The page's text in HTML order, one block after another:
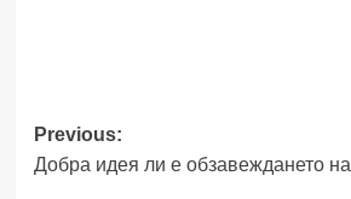
Post
navigation
Previous:
Добра идея ли е обзавеждането